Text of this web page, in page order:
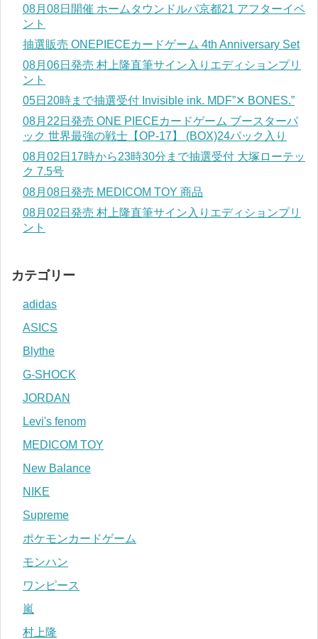
08月08日開催 ホームタウンドルパ京都21 アフターイベ
ント
抽選販売 ONEPIECEカードゲーム 4th Anniversary Set
08月06日発売 村上隆直筆サイン入りエディションプリ
ント
05日20時まで抽選受付 Invisible ink. MDF”✕ BONES.”
08月22日発売 ONE PIECEカードゲーム ブースターパ
ック 世界最強の戦士【OP-17】 (BOX)24パック入り
08月02日17時から23時30分まで抽選受付 大塚ローテッ
ク 7.5号
08月08日発売 MEDICOM TOY 商品
08月02日発売 村上隆直筆サイン入りエディションプリ
ント
カテゴリー
adidas
ASICS
Blythe
G-SHOCK
JORDAN
Levi's fenom
MEDICOM TOY
New Balance
NIKE
Supreme
ポケモンカードゲーム
モンハン
ワンピース
嵐
村上隆